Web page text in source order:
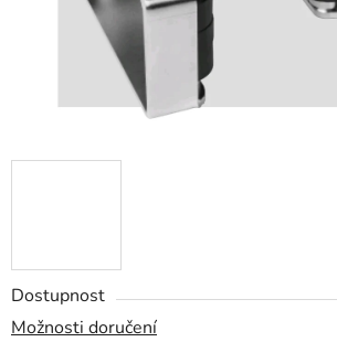
Dostupnost
Možnosti doručení